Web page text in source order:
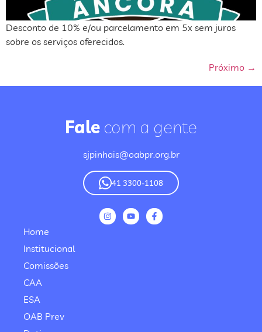
Desconto de 10% e/ou parcelamento em 5x sem juros
sobre os serviços oferecidos.
Próximo →
Fale com a gente
sjpinhais@oabpr.org.br
41 3300-1108
Home
Institucional
Comissões
CAA
ESA
OAB Prev